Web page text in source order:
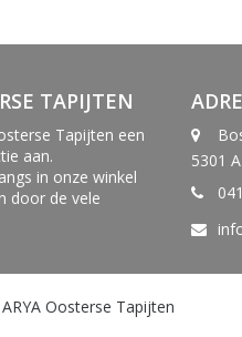
TAPIJTEN
Tapijten een
aan.
in onze winkel
door de vele
5301
Oosterse Tapijten